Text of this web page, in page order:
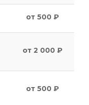
от 500 ₽
от 2 000 ₽
от 500 ₽